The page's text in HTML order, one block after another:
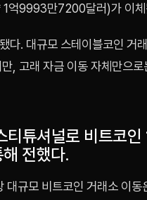
억9993만7200달러)가 이체
다. 대규모 스테이블코인 거
, 고래 자금 이동 자체만으로
튜셔널로 비트코인
전했다.
규모 비트코인 거래소 이동